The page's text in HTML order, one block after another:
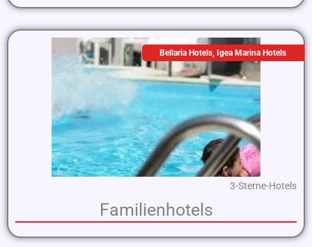
Bellaria Hotels ,Igea Marina Hotels
3-Sterne-Hotels
Familienhotels